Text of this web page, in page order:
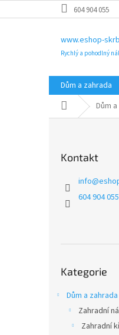
na
604 904 055
www.eshop-
Rychlý a pohodlný
Dům a zahrada
Domů Dům
Kontakt
info@
604 904 055
kategorie
Kategorie
Dům a zahrada
Zahradní
Zahradní